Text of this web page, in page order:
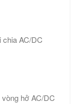
chia AC/DC
hở AC/DC